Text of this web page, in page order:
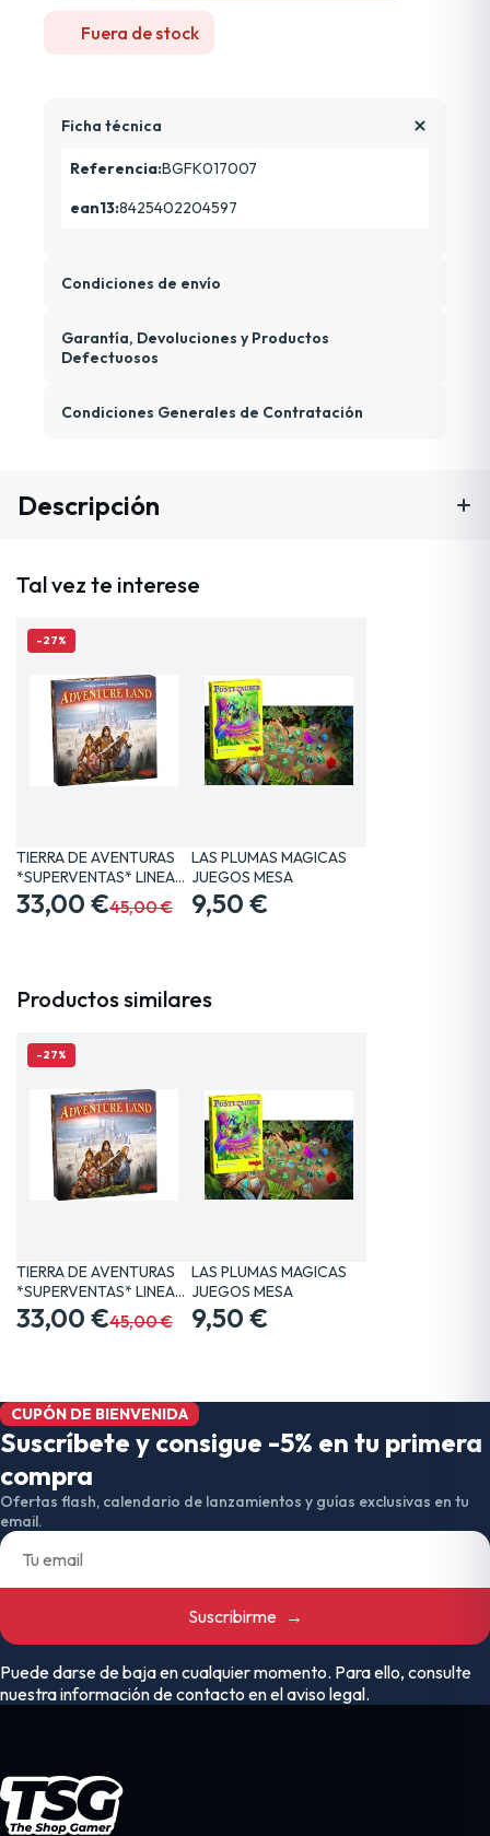
Fuera de stock
Ficha técnica
Referencia:BGFK017007
ean13:8425402204597
Condiciones de envío
Garantía, Devoluciones y Productos
Defectuosos
Condiciones Generales de Contratación
Descripción
Tal vez te interese
-27%
TIERRA DE AVENTURAS
*SUPERVENTAS* LINEA…
33,00 €45,00 €
LAS PLUMAS MAGICAS
JUEGOS MESA
9,50 €
Productos similares
-27%
TIERRA DE AVENTURAS
*SUPERVENTAS* LINEA…
33,00 €45,00 €
LAS PLUMAS MAGICAS
JUEGOS MESA
9,50 €
CUPÓN DE BIENVENIDA
Suscríbete y consigue -5% en tu primera
compra
Ofertas flash, calendario de lanzamientos y guías exclusivas en tu
email.
Suscribirme →
Puede darse de baja en cualquier momento. Para ello, consulte
nuestra información de contacto en el aviso legal.